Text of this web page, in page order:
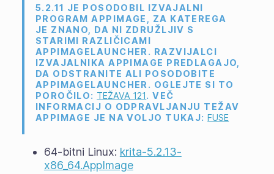
5.2.11 JE POSODOBIL IZVAJALNI
PROGRAM APPIMAGE, ZA KATEREGA
JE ZNANO, DA NI ZDRUŽLJIV S
STARIMI RAZLIČICAMI
APPIMAGELAUNCHER. RAZVIJALCI
IZVAJALNIKA APPIMAGE PREDLAGAJO,
DA ODSTRANITE ALI POSODOBITE
APPIMAGELAUNCHER. OGLEJTE SI TO
POROČILO: TEŽAVA 121. VEČ
INFORMACIJ O ODPRAVLJANJU TEŽAV
APPIMAGE JE NA VOLJO TUKAJ:FUSE
64-bitni Linux: krita-5.2.13-
x86_64.AppImage